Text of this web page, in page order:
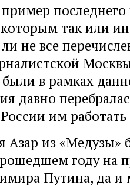
так или
не все
в рамках
давно
им
Азар из «Медузы»
году на
Путина, да и